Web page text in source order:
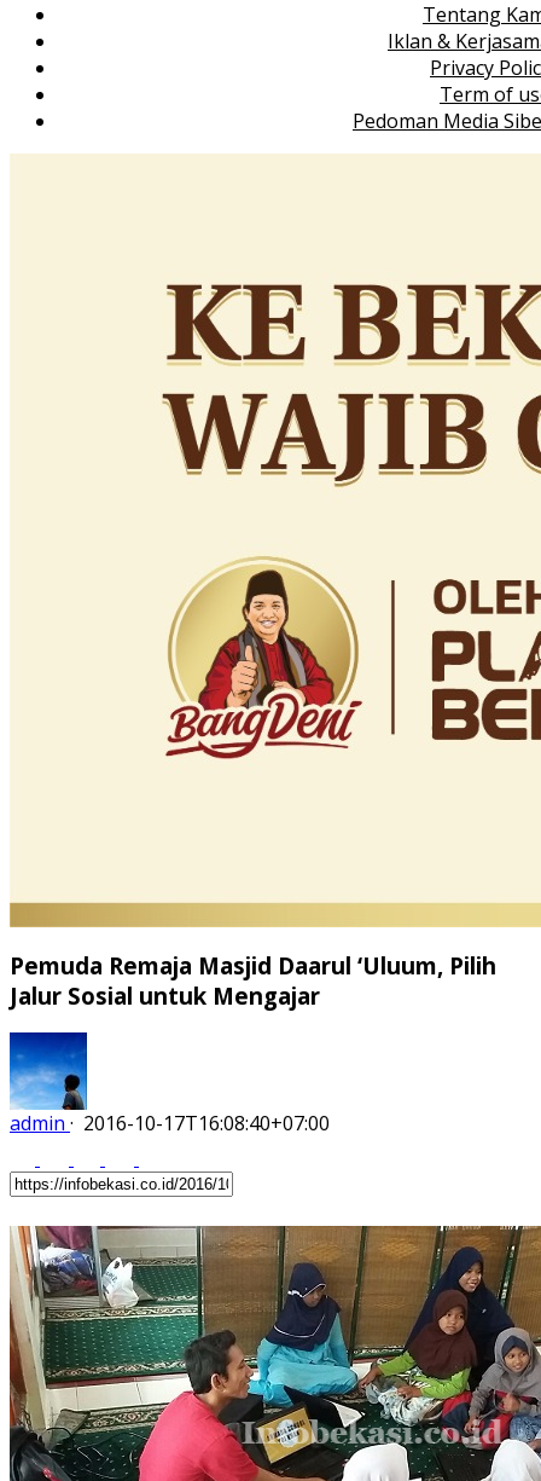
Tentang
Iklan &
Privacy
Term of
Pedoman Media
Pemuda Remaja Masjid Daarul ‘Uluum, Pilih
Jalur Sosial untuk Mengajar
admin · 2016-10-17T16:08:40+07:00